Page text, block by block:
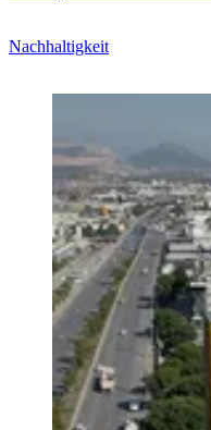
Nachhaltigkeit